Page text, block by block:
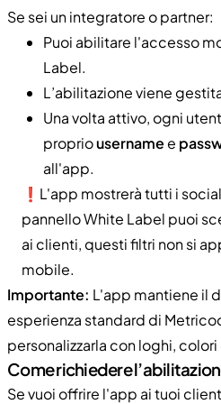
Se sei un integratore o partner:
Puoi abilitare l'accesso
Label.
L’abilitazione viene
Una volta attivo, ogni
propriousernamee
all'app.
❗L'app mostrerà tutti i
pannello White Label puoi
ai clienti, questi filtri non si
mobile.
Importante: L'app mantiene il
esperienza standard di
personalizzarla con loghi,
Come richiedere
Se vuoi offrire l'app ai tuoi